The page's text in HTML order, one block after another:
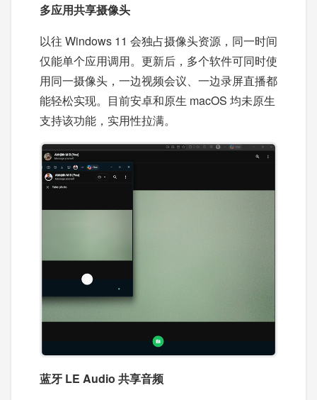
多应用共享摄像头
以往 Windows 11 会独占摄像头资源，同一时间
仅能单个应用调用。更新后，多个软件可同时使
用同一摄像头，一边视频会议、一边录屏直播都
能轻松实现。目前安卓和原生 macOS 均未原生
支持该功能，实用性拉满。
蓝牙 LE Audio 共享音频